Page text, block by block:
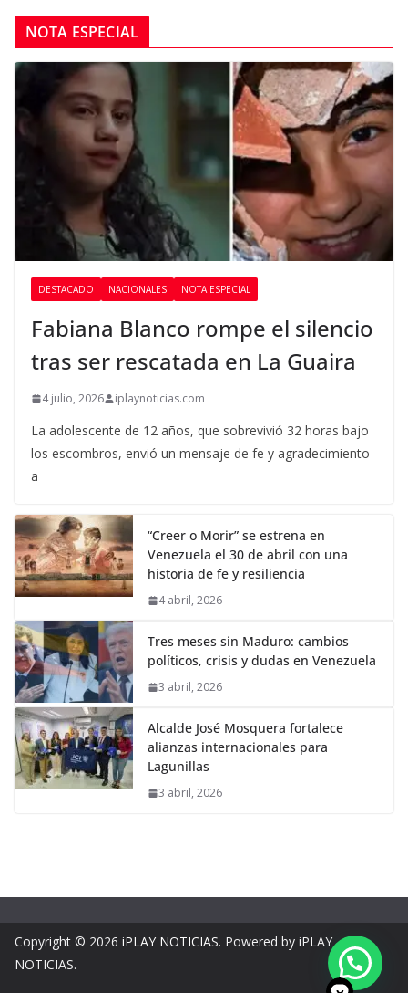
NOTA ESPECIAL
DESTACADO NACIONALES NOTA ESPECIAL
Fabiana Blanco rompe el silencio
tras ser rescatada en La Guaira
4 julio, 2026 iplaynoticias.com
La adolescente de 12 años, que sobrevivió 32 horas bajo
los escombros, envió un mensaje de fe y agradecimiento
a
“Creer o Morir” se estrena en
Venezuela el 30 de abril con una
historia de fe y resiliencia
4 abril, 2026
Tres meses sin Maduro: cambios
políticos, crisis y dudas en Venezuela
3 abril, 2026
Alcalde José Mosquera fortalece
alianzas internacionales para
Lagunillas
3 abril, 2026
Copyright © 2026 iPLAY NOTICIAS. Powered by iPLAY
NOTICIAS.